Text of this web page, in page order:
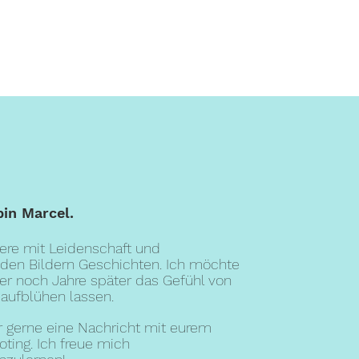
Marcel.
mit Leidenschaft und
den Bildern Geschichten. Ich möchte
noch Jahre später das Gefühl von
lassen.
gerne eine Nachricht mit eurem
Ich freue mich